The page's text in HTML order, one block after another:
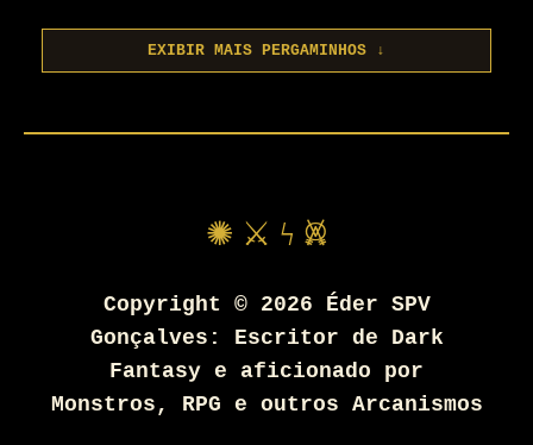
EXIBIR MAIS PERGAMINHOS ↓
✺ ⚔ ϟ 𖤙
Copyright © 2026 Éder SPV
Gonçalves: Escritor de Dark
Fantasy e aficionado por
Monstros, RPG e outros Arcanismos